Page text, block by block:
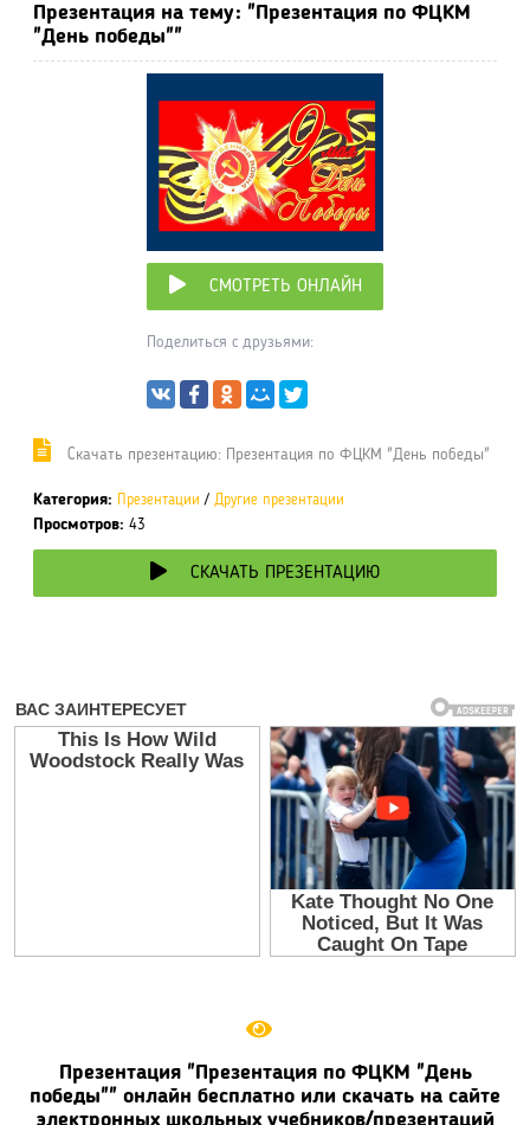
Презентация на тему: "Презентация по ФЦКМ
"День победы""
СМОТРЕТЬ ОНЛАЙН
Поделиться с друзьями:
Cкачать презентацию: Презентация по ФЦКМ "День победы"
Категория: Презентации / Другие презентации
Просмотров: 43
СКАЧАТЬ ПРЕЗЕНТАЦИЮ
Презентация "Презентация по ФЦКМ "День
победы"" онлайн бесплатно или скачать на сайте
электронных школьных учебников/презентаций